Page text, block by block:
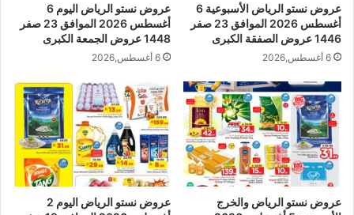
عروض نستو الرياض الأسبوعية 6
أغسطس 2026 الموافق 23 صفر
1446 عروض الصفقة الكبرى
6 أغسطس,2026
عروض نستو الرياض اليوم 6
أغسطس 2026 الموافق 23 صفر
1448 عروض الجمعة الكبرى
6 أغسطس,2026
عروض نستو الرياض والخرج
عروض نستو الرياض اليوم 2